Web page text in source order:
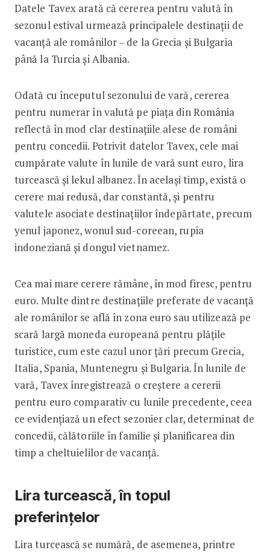
Ce valută cumpără românii pentru
Datele Tavex arată că cererea pentru valută în
sezonul estival urmează principalele destinații de
vacanță ale românilor – de la Grecia și Bulgaria
până la Turcia și Albania.
Odată cu începutul sezonului de vară, cererea
pentru numerar în valută pe piața din România
reflectă în mod clar destinațiile alese de români
pentru concedii. Potrivit datelor Tavex, cele mai
cumpărate valute în lunile de vară sunt euro, lira
turcească și lekul albanez. În același timp, există o
cerere mai redusă, dar constantă, și pentru
valutele asociate destinațiilor îndepărtate, precum
yenul japonez, wonul sud-coreean, rupia
indoneziană și dongul vietnamez.
Cea mai mare cerere rămâne, în mod firesc, pentru
euro. Multe dintre destinațiile preferate de vacanță
ale românilor se află în zona euro sau utilizează pe
scară largă moneda europeană pentru plățile
turistice, cum este cazul unor țări precum Grecia,
Italia, Spania, Muntenegru și Bulgaria. În lunile de
vară, Tavex înregistrează o creștere a cererii
pentru euro comparativ cu lunile precedente, ceea
ce evidențiază un efect sezonier clar, determinat de
concedii, călătoriile în familie și planificarea din
timp a cheltuielilor de vacanță.
Lira turcească, în topul
preferințelor
Lira turcească se numără, de asemenea, printre